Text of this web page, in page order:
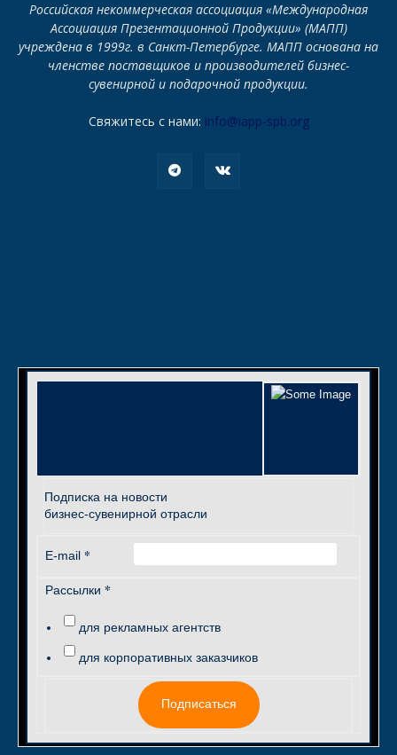
Российская некоммерческая ассоциация «Международная
Ассоциация Презентационной Продукции» (МАПП)
учреждена в 1999г. в Санкт-Петербурге. МАПП основана на
членстве поставщиков и производителей бизнес-
сувенирной и подарочной продукции.
Свяжитесь с нами: info@iapp-spb.org
Подписка на новости
бизнес-сувенирной отрасли
E-mail *
Рассылки *
для рекламных агентств
для корпоративных заказчиков
Подписаться